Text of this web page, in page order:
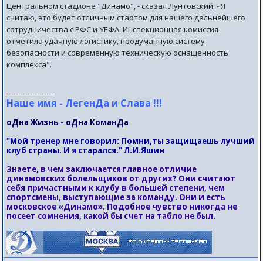
Центральном стадионе "Динамо", - сказал Лунтовский. - Я
считаю, это будет отличным стартом для нашего дальнейшего
сотрудничества с РФС и УЕФА. Инспекционная комиссия
отметила удачную логистику, продуманную систему
безопасности и современную техническую оснащенность
комплекса".
--------------------
Наше имя - ЛегенДа и Слава !!!
оДна Жизнь - оДна КоманДа
"Мой тренер мне говорил: Помни,ты защищаешь лучший
клуб страны. И я старался." Л.И.Яшин
Знаете, в чем заключается главное отличие
динамовских болельщиков от других? Они считают
себя причастными к клубу в большей степени, чем
спортсмены, выступающие за команду. Они и есть
московское «Динамо». Подобное чувство никогда не
посеет сомнения, какой бы счет на табло не был.